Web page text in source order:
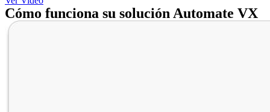
Cómo funciona su solución Automate VX